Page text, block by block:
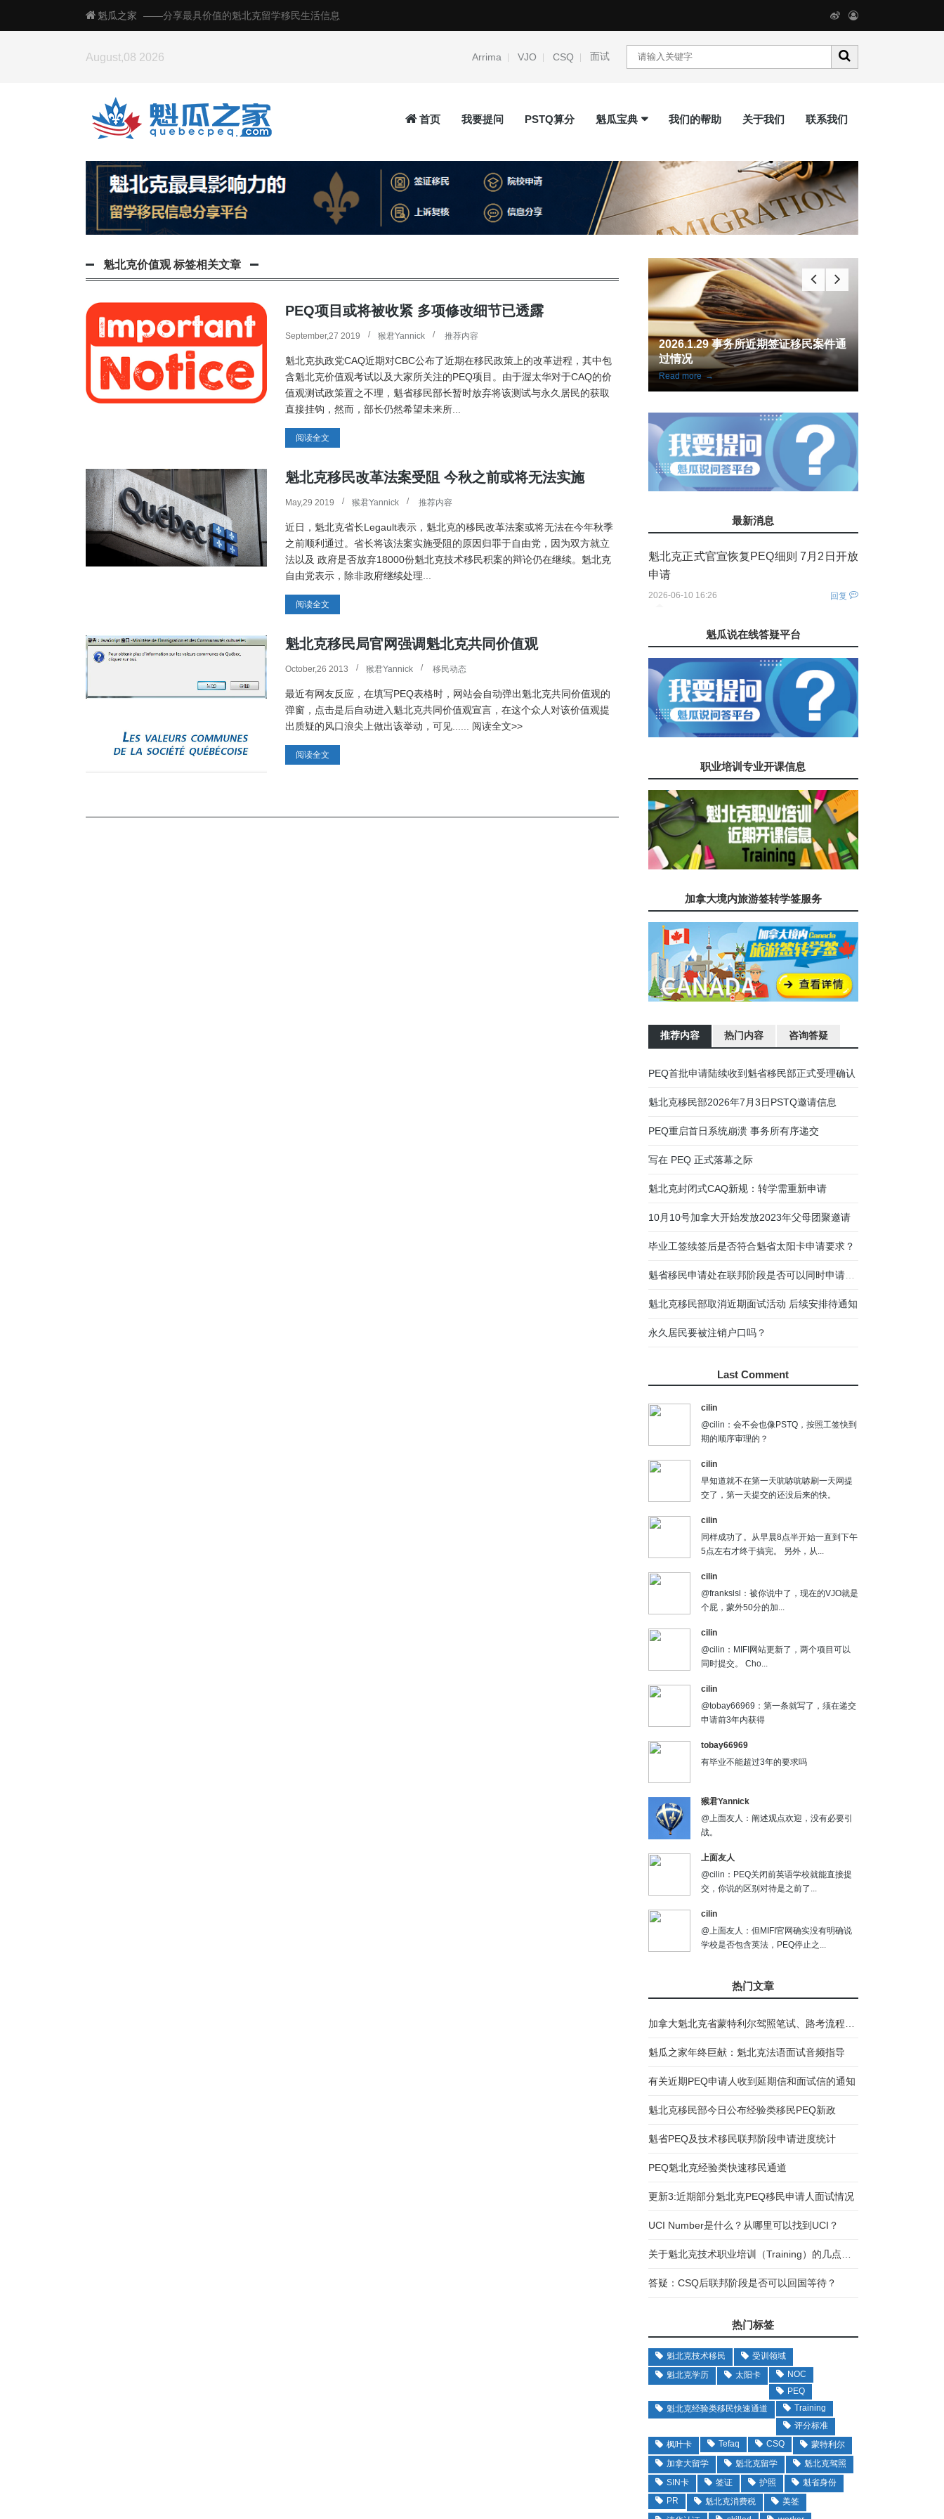
魁瓜之家 ——分享最具价值的魁北克留学移民生活信息
August,08 2026 Arrima VJO CSQ 面试
首页 我要提问 PSTQ算分 魁瓜宝典 我们的帮助 关于我们 联系我们
魁北克价值观标签相关文章
PEQ项目或将被收紧 多项修改细节已透露
September,27 2019 猴君Yannick 推荐内容
魁北克执政党CAQ近期对CBC公布了近期在移民政策上的改革进程，其中包
含魁北克价值观考试以及大家所关注的PEQ项目。由于渥太华对于CAQ的价
值观测试政策置之不理，魁省移民部长暂时放弃将该测试与永久居民的获取
直接挂钩，然而，部长仍然希望未来所...
阅读全文
魁北克移民改革法案受阻 今秋之前或将无法实施
May,29 2019 猴君Yannick 推荐内容
近日，魁北克省长Legault表示，魁北克的移民改革法案或将无法在今年秋季
之前顺利通过。省长将该法案实施受阻的原因归罪于自由党，因为双方就立
法以及 政府是否放弃18000份魁北克技术移民积案的辩论仍在继续。魁北克
自由党表示，除非政府继续处理...
阅读全文
魁北克移民局官网强调魁北克共同价值观
October,26 2013 猴君Yannick 移民动态
最近有网友反应，在填写PEQ表格时，网站会自动弹出魁北克共同价值观的
弹窗，点击是后自动进入魁北克共同价值观宣言，在这个众人对该价值观提
出质疑的风口浪尖上做出该举动，可见...... 阅读全文>>
阅读全文
魁省 IT 试点项目 CSQ：本事务所受托
案件全数获批
Read more →
2026.1.29 事务所近期签证移民案件通
过情况
Read more →
案例分享：大龄申请人魁省旅转学成
功获批护理学签
Read more →
最新消息
魁北克正式官宣恢复PEQ细则 7月2日开放
申请
2026-06-10 16:26
回复
魁瓜说在线答疑平台
职业培训专业开课信息
加拿大境内旅游签转学签服务
推荐内容 热门内容 咨询答疑
01 加拿大魁北克省蒙特利尔驾照笔试、路考流程说明
02 魁瓜之家年终巨献：魁北克法语面试音频指导
03 有关近期PEQ申请人收到延期信和面试信的通知
04 魁北克移民部今日公布经验类移民PEQ新政
05 魁省PEQ及技术移民联邦阶段申请进度统计
06 PEQ魁北克经验类快速移民通道
07 更新3:近期部分魁北克PEQ移民申请人面试情况
08 UCI Number是什么？从哪里可以找到UCI？
09 关于魁北克技术职业培训（Training）的几点误区
10 答疑：CSQ后联邦阶段是否可以回国等待？
Last Comment
cilin
@cilin：会不会也像PSTQ，按照工签快到
期的顺序审理的？
cilin
早知道就不在第一天吭哧吭哧刷一天网提
交了，第一天提交的还没后来的快。
cilin
同样成功了。从早晨8点半开始一直到下午
5点左右才终于搞完。 另外，从...
cilin
@frankslsl：被你说中了，现在的VJO就是
个屁，蒙外50分的加...
cilin
@cilin：MIFI网站更新了，两个项目可以
同时提交。 Cho...
cilin
@tobay66969：第一条就写了，须在递交
申请前3年内获得
tobay66969
有毕业不能超过3年的要求吗
猴君Yannick
@上面友人：阐述观点欢迎，没有必要引
战。
上面友人
@cilin：PEQ关闭前英语学校就能直接提
交，你说的区别对待是之前了...
cilin
@上面友人：但MIFI官网确实没有明确说
学校是否包含英法，PEQ停止之...
热门文章
魁瓜之家年终巨献：魁北克法语面试音频指导
有关近期PEQ申请人收到延期信和面试信的通知
魁北克移民部今日公布经验类移民PEQ新政
魁省PEQ及技术移民联邦阶段申请进度统计
PEQ魁北克经验类快速移民通道
更新3:近期部分魁北克PEQ移民申请人面试情况
UCI Number是什么？从哪里可以找到UCI？
答疑：CSQ后联邦阶段是否可以回国等待？
热门标签
魁北克技术移民
受训领域
魁北克学历
太阳卡
NOC
PEQ
魁北克经验类移民快速通道
Training
评分标准
枫叶卡
Tefaq CSQ
蒙特利尔
加拿大留学
魁北克留学
魁北克驾照
SIN卡
签证 护照
魁省身份
PR
魁北克消费税
美签